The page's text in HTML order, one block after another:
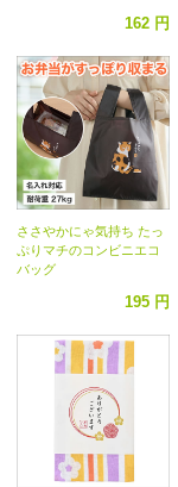
162 円
ささやかにゃ気持ち たっ
ぷりマチのコンビニエコ
バッグ
195 円